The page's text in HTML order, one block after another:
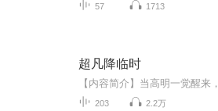
57 1713
超凡降临时
203 2.2万